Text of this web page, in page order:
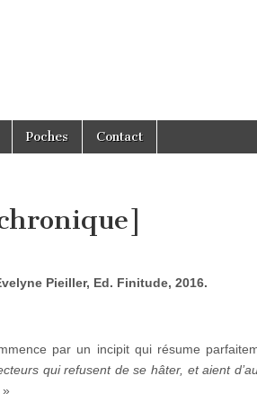
Poches Contact
Pieiller, Ed. Finitude, 2016.
par un incipit qui résume
qui refusent de se hâter, et aient
. »